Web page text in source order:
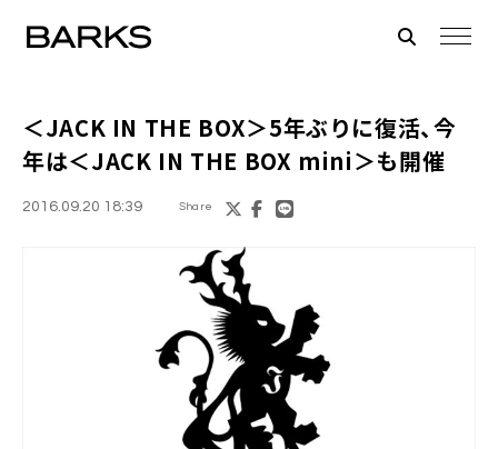
＜JACK IN THE BOX＞5年ぶりに復活、今
年は＜JACK IN THE BOX mini＞も開催
2016.09.20 18:39 Share